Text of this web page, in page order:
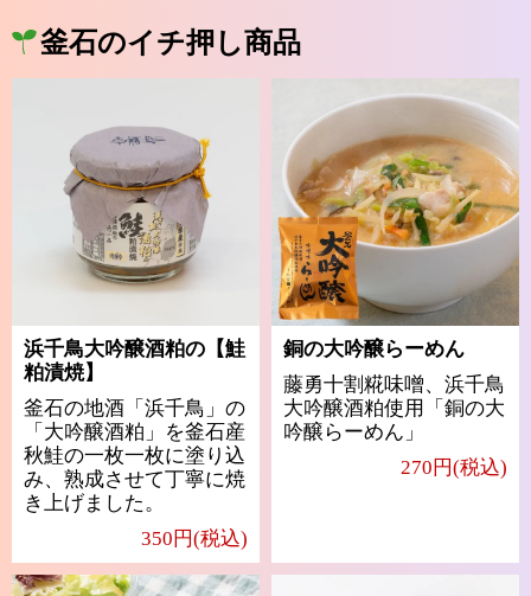
釜石のイチ押し商品
浜千鳥大吟醸酒粕の【鮭
粕漬焼】
釜石の地酒「浜千鳥」の
「大吟醸酒粕」を釜石産
秋鮭の一枚一枚に塗り込
み、熟成させて丁寧に焼
き上げました。
350円(税込)
銅の大吟醸らーめん
藤勇十割糀味噌、浜千鳥
大吟醸酒粕使用「銅の大
吟醸らーめん」
270円(税込)